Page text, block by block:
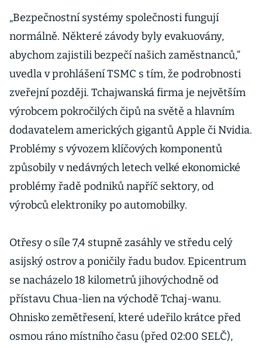
„Bezpečnostní systémy společnosti fungují
normálně. Některé závody byly evakuovány,
abychom zajistili bezpečí našich zaměstnanců,“
uvedla v prohlášení TSMC s tím, že podrobnosti
zveřejní později. Tchajwanská firma je největším
výrobcem pokročilých čipů na světě a hlavním
dodavatelem amerických gigantů Apple či Nvidia.
Problémy s vývozem klíčových komponentů
způsobily v nedávných letech velké ekonomické
problémy řadě podniků napříč sektory, od
výrobců elektroniky po automobilky.
Otřesy o síle 7,4 stupně zasáhly ve středu celý
asijský ostrov a poničily řadu budov. Epicentrum
se nacházelo 18 kilometrů jihovýchodně od
přístavu Chua-lien na východě Tchaj-wanu.
Ohnisko zemětřesení, které udeřilo krátce před
osmou ráno místního času (před 02:00 SELČ),